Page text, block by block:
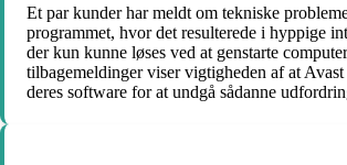
Et par kunder har meldt om tekniske
programmet, hvor det resulterede i hyppige
der kun kunne løses ved at genstarte
tilbagemeldinger viser vigtigheden af at
deres software for at undgå sådanne